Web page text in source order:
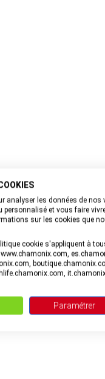
analyser les données de
personnalisé et vous faire
sur les cookies que
cookie s'appliquent à
Paramétrer